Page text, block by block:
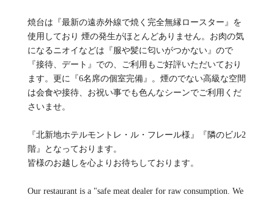
焼台は『最新の遠赤外線で焼く完全無縁ロースター』を
使用しており 煙の発生がほとんどありません。お肉の気
になるニオイなどは『服や髪に匂いがつかない』ので
『接待、デート』での、ご利用もご好評いただいており
ます。更に『6名席の個室完備』。煙のでない高級な空間
は会食や接待、お祝い事でも色んなシーンでご利用くだ
さいませ。
『北新地ホテルモントレ・ル・フレール様』『隣のビル2
階』となっております。
皆様のお越しを心よりお待ちしております。
Our restaurant is a "safe meat dealer for raw consumption. We